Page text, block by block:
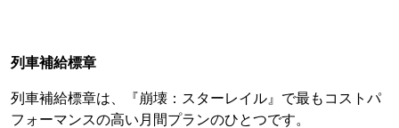
列車補給標章
列車補給標章は、『崩壊：スターレイル』で最もコストパ
フォーマンスの高い月間プランのひとつです。